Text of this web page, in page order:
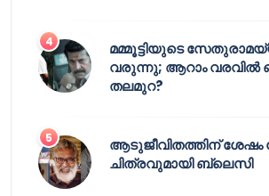
മമ്മൂട്ടിയുടെ
വരുന്നു; ആറാം വരവിൽ
തലമുറ?
ആടുജീവിതത്തിന്
ചിത്രവുമായി ബ്ലെസി